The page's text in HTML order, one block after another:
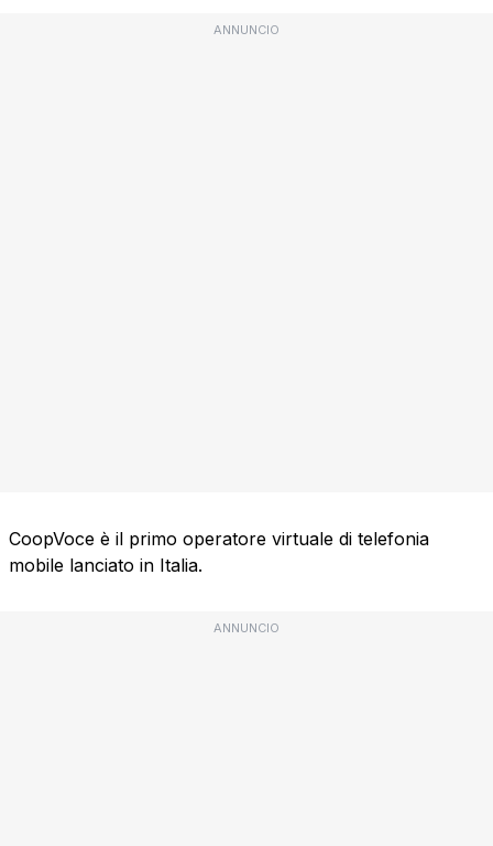
ANNUNCIO
CoopVoce è il primo operatore virtuale di telefonia
mobile lanciato in Italia.
ANNUNCIO